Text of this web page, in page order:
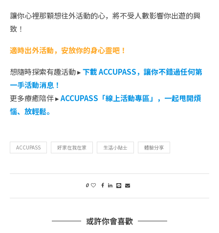
讓你心裡那顆想往外活動的心，將不受人數影響你出遊的興
致！
適時出外活動，安放你的身心靈吧！
想隨時探索有趣活動 ▸下載 ACCUPASS，讓你不錯過任何第
一手活動消息！
更多療癒陪伴 ▸ACCUPASS「線上活動專區」，一起甩開煩
惱、放輕鬆。
ACCUPASS 好家在我在家 生活小貼士 體驗分享
0
或許你會喜歡